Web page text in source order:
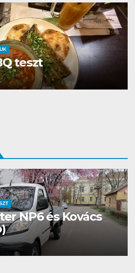
Inu